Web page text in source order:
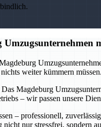
weiter kümmern
Magdeburg
– wir passen unsere
– professionell,
nur stressfrei, sondern